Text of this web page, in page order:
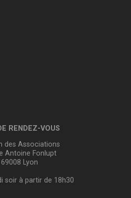
RENDEZ-VOUS
des Associations
Antoine Fonlupt
69008 Lyon
soir à partir de 18h30